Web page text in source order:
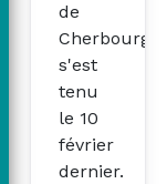
de
Cherbourg
s'est
tenu
le 10
février
dernier.